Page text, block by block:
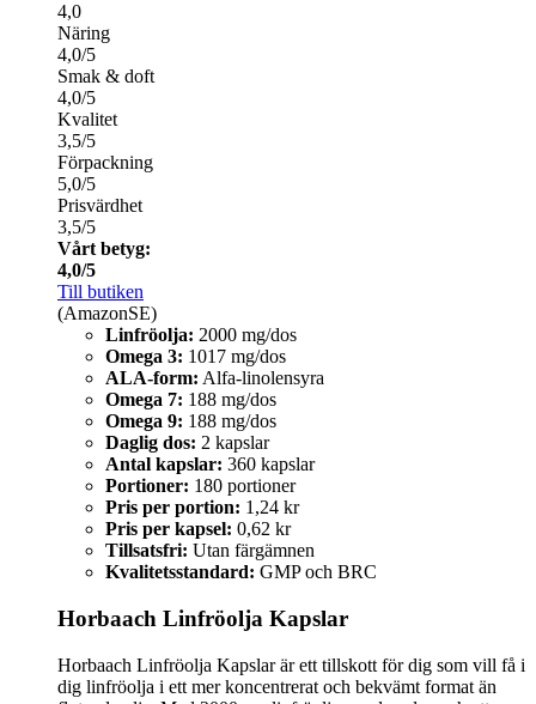
4,0
Näring
4,0/5
Smak & doft
4,0/5
Kvalitet
3,5/5
Förpackning
5,0/5
Prisvärdhet
3,5/5
Vårt betyg:
4,0/5
Till butiken
(AmazonSE)
Linfröolja: 2000 mg/dos
Omega 3: 1017 mg/dos
ALA-form: Alfa-linolensyra
Omega 7: 188 mg/dos
Omega 9: 188 mg/dos
Daglig dos: 2 kapslar
Antal kapslar: 360 kapslar
Portioner: 180 portioner
Pris per portion: 1,24 kr
Pris per kapsel: 0,62 kr
Tillsatsfri: Utan färgämnen
Kvalitetsstandard: GMP och BRC
Horbaach Linfröolja Kapslar
Horbaach Linfröolja Kapslar är ett tillskott för dig som vill få i
dig linfröolja i ett mer koncentrerat och bekvämt format än